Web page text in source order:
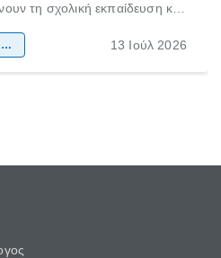
τη σχολική εκπαίδευση και
της κοινωνικότητας
οικογένεια & παιδί 13 Ιούλ 2026